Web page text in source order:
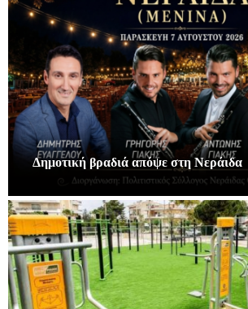
Δημοτική βραδιά απόψε στη Νεράιδα